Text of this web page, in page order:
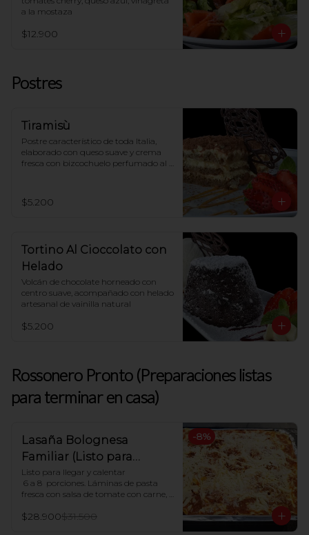
a la mostaza
$12.900
Postres
Tiramisù
Postre característico de toda Italia,
elaborado con queso suave y crema
fresca con bizcochuelo perfumado al
$5.200
Tortino Al Cioccolato con
Helado
Volcán de chocolate horneado con
centro suave, acompañado con helado
artesanal de vainilla natural
$5.200
Rossonero Pronto (Preparaciones listas
para terminar en casa)
-8%
Lasaña Bolognesa
Familiar (Listo para
hornear en casa)
Listo para llegar y calentar
6 a 8  porciones. Láminas de pasta
fresca con salsa de tomate con carne,
$28.900$31.500